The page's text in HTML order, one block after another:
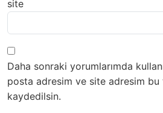
site
Daha sonraki yorumlarımda
posta adresim ve site adresim bu
kaydedilsin.